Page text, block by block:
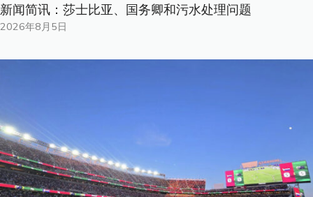
新闻简讯：莎士比亚、国务卿和污水处理问题
2026年8月5日